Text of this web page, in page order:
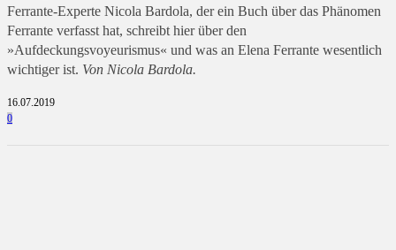
Ferrante-Experte Nicola Bardola, der ein Buch über das Phänomen
Ferrante verfasst hat, schreibt hier über den
»Aufdeckungsvoyeurismus« und was an Elena Ferrante wesentlich
wichtiger ist. Von Nicola Bardola.
16.07.2019
0